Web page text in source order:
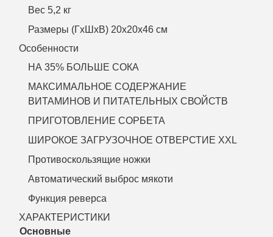
Вес 5,2 кг
Размеры (ГхШхВ) 20х20х46 см
Особенности
НА 35% БОЛЬШЕ СОКА
МАКСИМАЛЬНОЕ СОДЕРЖАНИЕ
ВИТАМИНОВ И ПИТАТЕЛЬНЫХ СВОЙСТВ
ПРИГОТОВЛЕНИЕ СОРБЕТА
ШИРОКОЕ ЗАГРУЗОЧНОЕ ОТВЕРСТИЕ XXL
Противоскользящие ножки
Автоматический выброс мякоти
Функция реверса
ХАРАКТЕРИСТИКИ
Основные